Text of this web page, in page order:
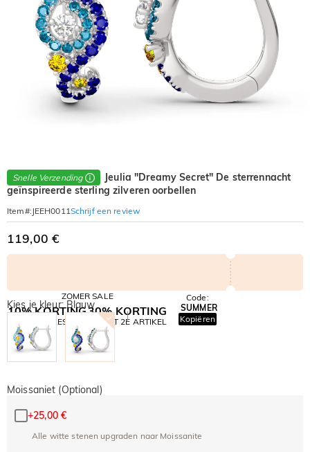
Snelle Verzending
Jeulia "Dreamy Secret" De sterrennacht
geïnspireerde sterling zilveren oorbellen
Item#: JEEH0011Schrijf een review
119,00 €
ZOMER SALE
10% KORTING
OP ALLES
30% KORTING
OP HET 2E ARTIKEL
Code:
SUMMER
Kopiëren
Kies je kleur: Blauw
Moissaniet (Optional)
+25,00 €
Alle witte stenen upgraden naar Moissanite